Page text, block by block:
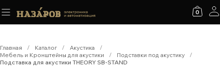
0
Главная / Каталог / Акустика
/
Мебель и Кронштейны для акустики
/ Подставки под акустику
/
Подставка для акустики THEORY SB-STAND